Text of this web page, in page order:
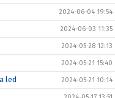
2024-06-04 19:54
2024-06-03 11:35
2024-05-28 12:13
2024-05-21 15:40
led 2024-05-21 10:14